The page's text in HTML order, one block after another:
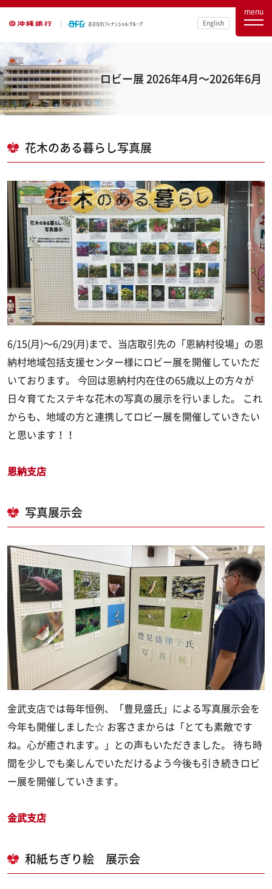
English
menu
ロビー展 2026年4月～2026年6月
花木のある暮らし写真展
6/15(月)～6/29(月)まで、当店取引先の「恩納村役場」の恩
納村地域包括支援センター様にロビー展を開催していただ
いております。 今回は恩納村内在住の65歳以上の方々が
日々育てたステキな花木の写真の展示を行いました。 これ
からも、地域の方と連携してロビー展を開催していきたい
と思います！！
恩納支店
写真展示会
金武支店では毎年恒例、「豊見盛氏」による写真展示会を
今年も開催しました☆ お客さまからは「とても素敵です
ね。心が癒されます。」との声もいただきました。 待ち時
間を少しでも楽しんでいただけるよう今後も引き続きロビ
ー展を開催していきます。
金武支店
和紙ちぎり絵 展示会